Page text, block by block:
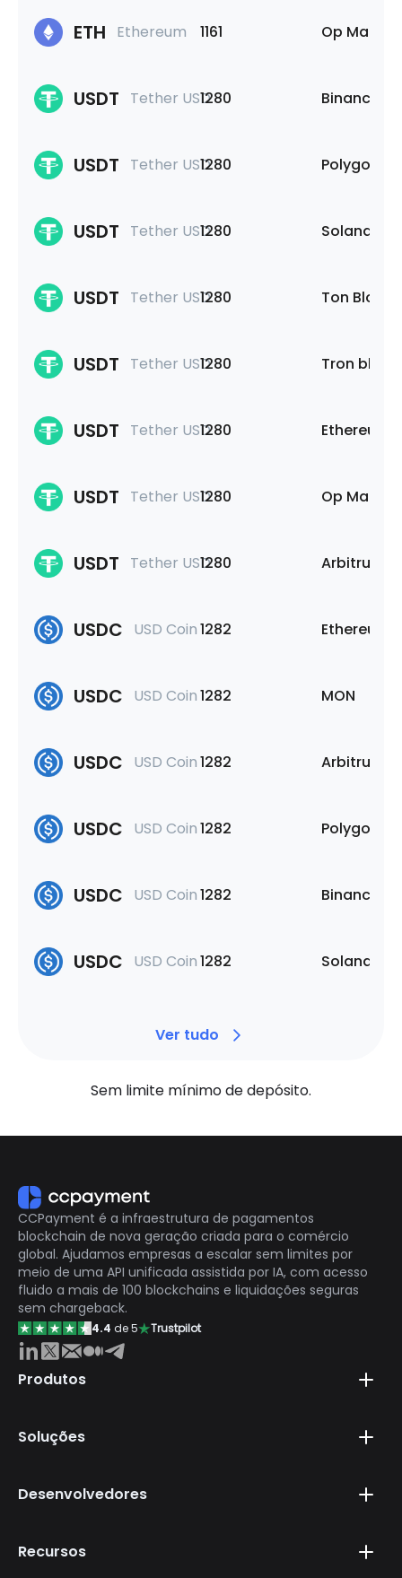
ETH Ethereum 1161 Op
USDT Tether USD1280 Binance
USDT Tether USD1280 Polygon
USDT Tether USD1280 Solana
USDT Tether USD1280 Ton
USDT Tether USD1280 Tron
USDT Tether USD1280 Ethereum
USDT Tether USD1280 Op
USDT Tether USD1280 Arbitrum
USDC USD Coin1282 Ethereum
USDC USD Coin1282 MON
USDC USD Coin1282 Arbitrum
USDC USD Coin1282 Polygon
USDC USD Coin1282 Binance
USDC USD Coin1282 Solana
Ver tudo
Sem limite mínimo de depósito.
CCPayment é a infraestrutura de pagamentos
blockchain de nova geração criada para o comércio
global. Ajudamos empresas a escalar sem limites por
meio de uma API unificada assistida por IA, com acesso
fluido a mais de 100 blockchains e liquidações seguras
sem chargeback.
4.4 de 5 Trustpilot
Produtos
Soluções
Desenvolvedores
Recursos